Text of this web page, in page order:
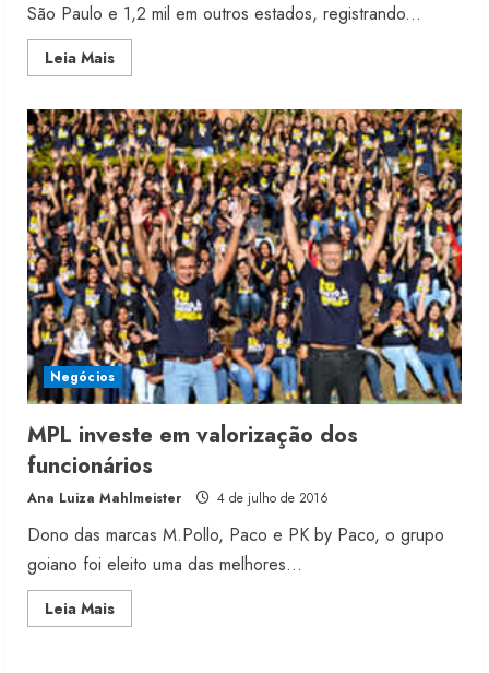
São Paulo e 1,2 mil em outros estados, registrando...
Leia MaisRead
more
busca
por
temporários
no
varejo
de
moda
Negócios
MPL investe em valorização dos
funcionários
Ana Luiza Mahlmeister 4 de julho de 2016
Dono das marcas M.Pollo, Paco e PK by Paco, o grupo
goiano foi eleito uma das melhores...
Leia MaisRead
more
2
Moda vende US$63,7 bilhões em
produtos licenciados
6 de agosto de 2026
Renata Caixeta assume Movimento
5 de agosto de 2026